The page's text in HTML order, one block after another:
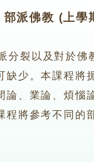
部派佛教 (上學
裂以及對於佛
少。本課程將
、業論、煩惱
將參考不同的